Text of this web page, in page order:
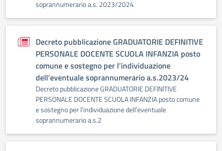
soprannumerario a.s. 2023/2024
Decreto pubblicazione GRADUATORIE DEFINITIVE
PERSONALE DOCENTE SCUOLA INFANZIA posto
comune e sostegno per l’individuazione
dell’eventuale soprannumerario a.s.2023/24
Decreto pubblicazione GRADUATORIE DEFINITIVE
PERSONALE DOCENTE SCUOLA INFANZIA posto comune
e sostegno per l’individuazione dell’eventuale
soprannumerario a.s.2